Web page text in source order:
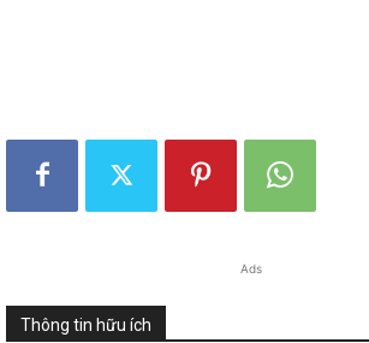
Ads
Thông tin hữu ích